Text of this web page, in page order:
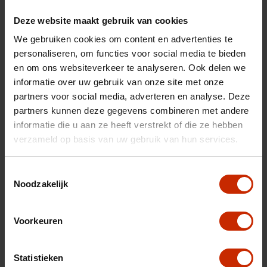
Deze website maakt gebruik van cookies
We gebruiken cookies om content en advertenties te
personaliseren, om functies voor social media te bieden
en om ons websiteverkeer te analyseren. Ook delen we
informatie over uw gebruik van onze site met onze
partners voor social media, adverteren en analyse. Deze
partners kunnen deze gegevens combineren met andere
informatie die u aan ze heeft verstrekt of die ze hebben
verzameld op basis van uw gebruik van hun services.
Noodzakelijk
Voorkeuren
Statistieken
Type
1.4 Boosterjet Smart
Transmissie
Automaat
Brandstof
Benzine
Gewicht
1180 kg
Gemiddeld verbruik
5.7 l/100km
Max trekgewicht
1200 kg
€ 172 - 188 per kwartaal
Energielabel
Vermogen
Cilinderinhoud